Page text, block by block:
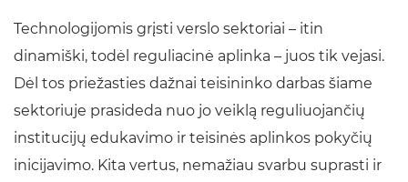
Technologijomis grįsti verslo sektoriai – itin
dinamiški, todėl reguliacinė aplinka – juos tik vejasi.
Dėl tos priežasties dažnai teisininko darbas šiame
sektoriuje prasideda nuo jo veiklą reguliuojančių
institucijų edukavimo ir teisinės aplinkos pokyčių
inicijavimo. Kita vertus, nemažiau svarbu suprasti ir